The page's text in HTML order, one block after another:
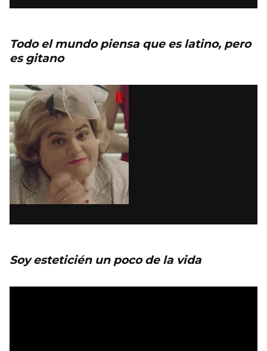
Todo el mundo piensa que es latino, pero
es gitano
Soy esteticién un poco de la vida